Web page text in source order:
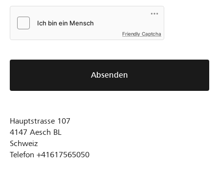
Friendly Captcha
Absenden
Hauptstrasse 107
4147 Aesch BL
Schweiz
Telefon +41617565050